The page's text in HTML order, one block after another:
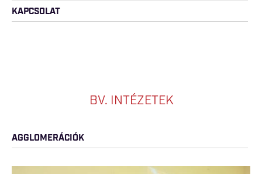
KAPCSOLAT
BV. INTÉZETEK
AGGLOMERÁCIÓK